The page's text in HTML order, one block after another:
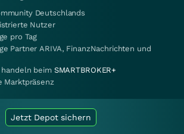
Deutschlands
Nutzer
pro Tag
Partner ARIVA, FinanzNachrichten und
beim SMARTBROKER+
Marktpräsenz
Jetzt Depot sichern